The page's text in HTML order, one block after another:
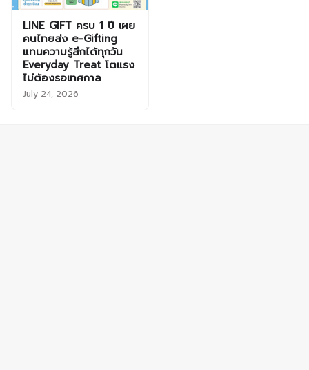
LINE GIFT ครบ 1 ปี เผย
คนไทยส่ง e-Gifting
แทนความรู้สึกได้ทุกวัน
Everyday Treat โตแรง
ไม่ต้องรอเทศกาล
July 24, 2026